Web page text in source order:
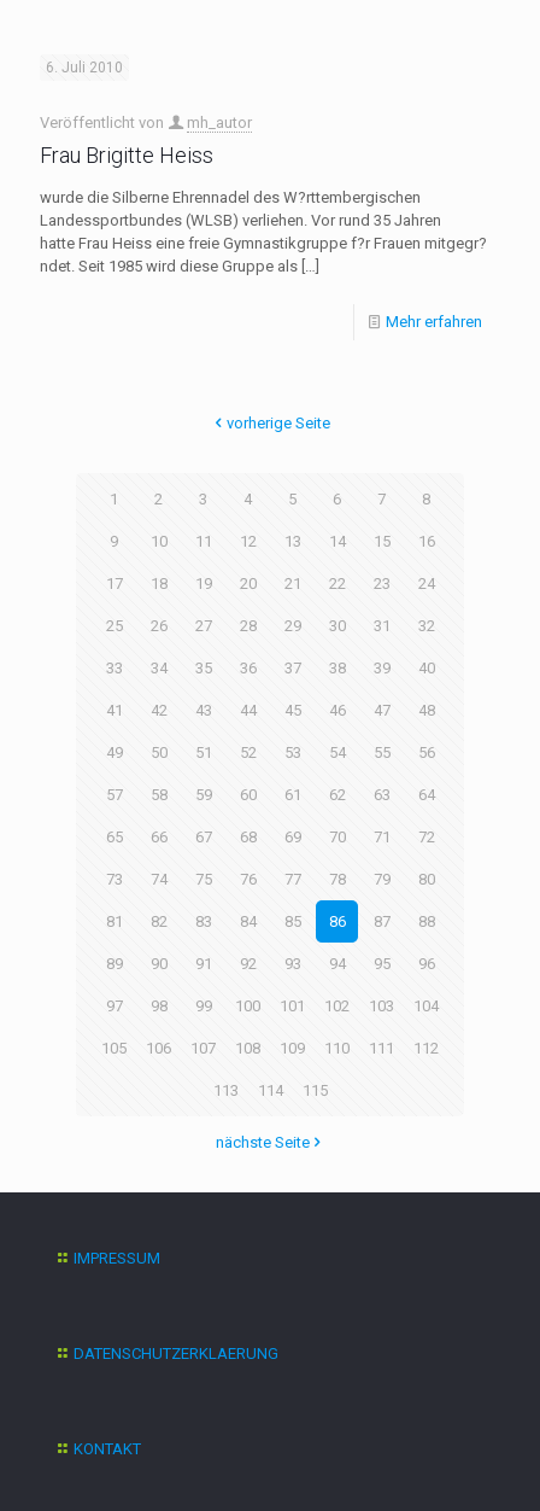
6. Juli 2010
Veröffentlicht von mh_autor
Frau Brigitte Heiss
wurde die Silberne Ehrennadel des W?rttembergischen
Landessportbundes (WLSB) verliehen. Vor rund 35 Jahren
hatte Frau Heiss eine freie Gymnastikgruppe f?r Frauen mitgegr?
ndet. Seit 1985 wird diese Gruppe als […]
Mehr erfahren
vorherige Seite
1 2 3 4 5 6 7 8
9 10 11 12 13 14 15 16
17 18 19 20 21 22 23 24
25 26 27 28 29 30 31 32
33 34 35 36 37 38 39 40
41 42 43 44 45 46 47 48
49 50 51 52 53 54 55 56
57 58 59 60 61 62 63 64
65 66 67 68 69 70 71 72
73 74 75 76 77 78 79 80
81 82 83 84 85 86 87 88
89 90 91 92 93 94 95 96
97 98 99 100 101 102 103 104
105 106 107 108 109 110 111 112
113 114 115
nächste Seite
IMPRESSUM
DATENSCHUTZERKLAERUNG
KONTAKT